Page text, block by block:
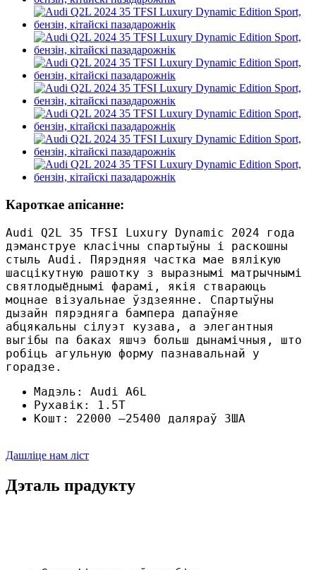
Кароткае апісанне:
Audi Q2L 35 TFSI Luxury Dynamic 2024 года
дэманструе класічны спартыўны і раскошны
стыль Audi. Пярэдняя частка мае вялікую
шасцікутную рашотку з выразнымі матрычнымі
святлодыёднымі фарамі, якія ствараюць
моцнае візуальнае ўздзеянне. Спартыўны
дызайн пярэдняга бампера дапаўняе
абцякальны сілуэт кузава, а элегантныя
выгібы па баках яшчэ больш дынамічныя, што
робіць агульную форму пазнавальнай у
горадзе.
Мадэль: Audi A6L
Рухавік: 1.5T
Кошт: 22000 –25400 даляраў ЗША
Дашліце нам ліст
Дэталь прадукту